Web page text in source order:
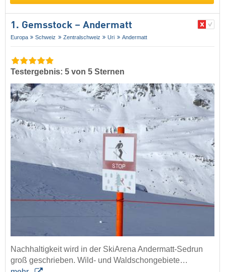
1. Gemsstock – Andermatt
Europa Schweiz Zentralschweiz Uri Andermatt
Testergebnis: 5 von 5 Sternen
Nachhaltigkeit wird in der SkiArena Andermatt-Sedrun
groß geschrieben. Wild- und Waldschongebiete…